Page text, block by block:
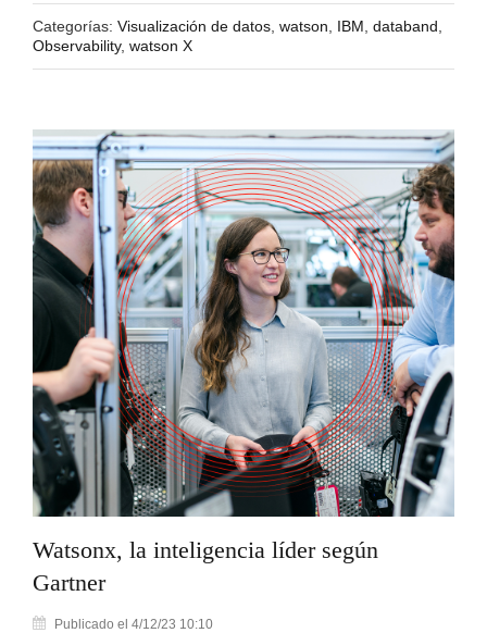
Categorías: Visualización de datos watson IBM databand
Observability, watson X
Watsonx, la inteligencia líder según
Gartner
Publicado el 4/12/23 10:10